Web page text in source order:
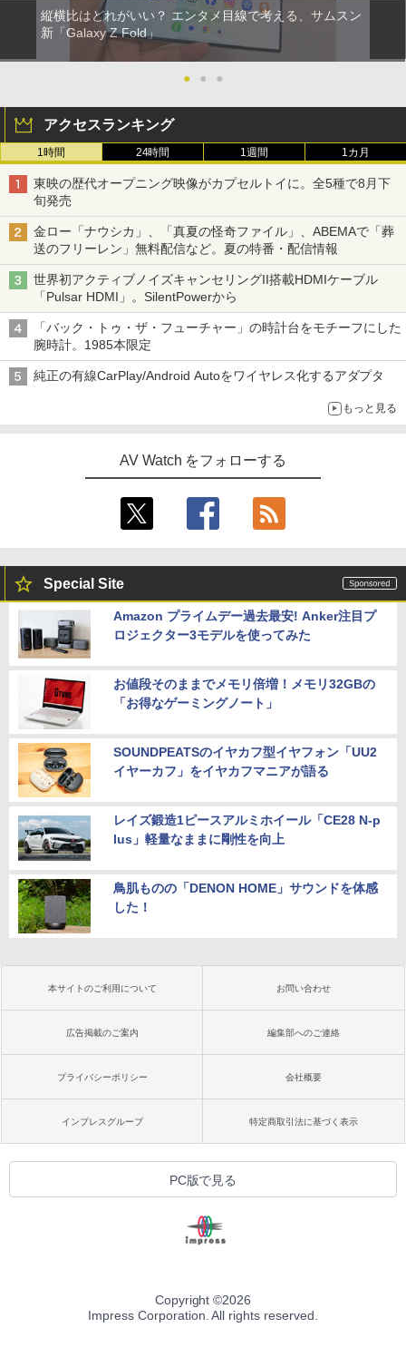
縦横比はどれがいい？ エンタメ目線で考える、サムスン
新「Galaxy Z Fold」
● ● ●
アクセスランキング
1時間 24時間 1週間 1カ月
東映の歴代オープニング映像がカプセルトイに。全5種で8月下
旬発売
金ロー「ナウシカ」、「真夏の怪奇ファイル」、ABEMAで「葬
送のフリーレン」無料配信など。夏の特番・配信情報
世界初アクティブノイズキャンセリングII搭載HDMIケーブル
「Pulsar HDMI」。SilentPowerから
「バック・トゥ・ザ・フューチャー」の時計台をモチーフにした
腕時計。1985本限定
純正の有線CarPlay/Android Autoをワイヤレス化するアダプタ
もっと見る
AV Watch をフォローする
Special Site
Amazon プライムデー過去最安! Anker注目プ
ロジェクター3モデルを使ってみた
お値段そのままでメモリ倍増！メモリ32GBの
「お得なゲーミングノート」
SOUNDPEATSのイヤカフ型イヤフォン「UU2
イヤーカフ」をイヤカフマニアが語る
レイズ鍛造1ピースアルミホイール「CE28 N-p
lus」軽量なままに剛性を向上
鳥肌ものの「DENON HOME」サウンドを体感
した！
本サイトのご利用について お問い合わせ
広告掲載のご案内 編集部へのご連絡
プライバシーポリシー 会社概要
インプレスグループ 特定商取引法に基づく表示
PC版で見る
Copyright ©2026
Impress Corporation. All rights reserved.